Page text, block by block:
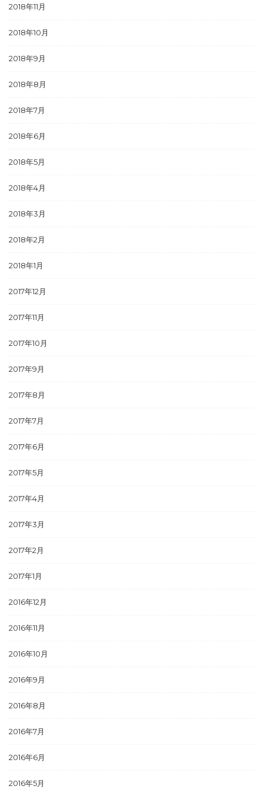
2018年11月
2018年10月
2018年9月
2018年8月
2018年7月
2018年6月
2018年5月
2018年4月
2018年3月
2018年2月
2018年1月
2017年12月
2017年11月
2017年10月
2017年9月
2017年8月
2017年7月
2017年6月
2017年5月
2017年4月
2017年3月
2017年2月
2017年1月
2016年12月
2016年11月
2016年10月
2016年9月
2016年8月
2016年7月
2016年6月
2016年5月